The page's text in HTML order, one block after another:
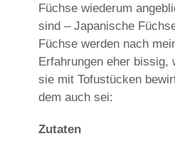
Füchse wiederum
sind – Japanische
Füchse werden nach
Erfahrungen eher bissig,
sie mit Tofustücken
dem auch sei:
Zutaten